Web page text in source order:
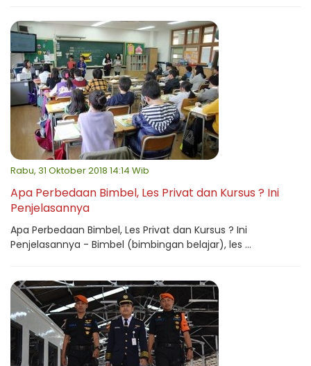
Rabu, 31 Oktober 2018 14:14 Wib
Apa Perbedaan Bimbel, Les Privat dan Kursus ? Ini
Penjelasannya
Apa Perbedaan Bimbel, Les Privat dan Kursus ? Ini
Penjelasannya - Bimbel (bimbingan belajar), les ...